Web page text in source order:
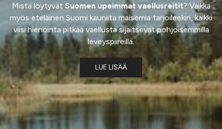
Mistä löytyvät Suomen upeimmat vaellusreitit? Vaikka
myös eteläinen Suomi kauniita maisemia tarjoileekin, kaikki
viisi hienointa pitkää vaellusta sijaitsevat pohjoisemmilla
leveyspiireillä.
LUE LISÄÄ